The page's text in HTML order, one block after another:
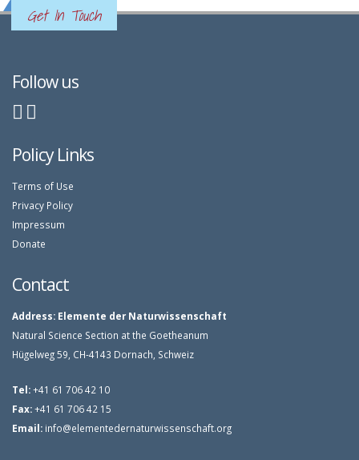
Get In Touch
Follow us
Policy Links
Terms of Use
Privacy Policy
Impressum
Donate
Contact
Address: Elemente der Naturwissenschaft
Natural Science Section at the Goetheanum
Hügelweg 59, CH-4143 Dornach, Schweiz
Tel:+41 61 706 42 10
Fax:+41 61 706 42 15
Email: info@elementedernaturwissenschaft.org